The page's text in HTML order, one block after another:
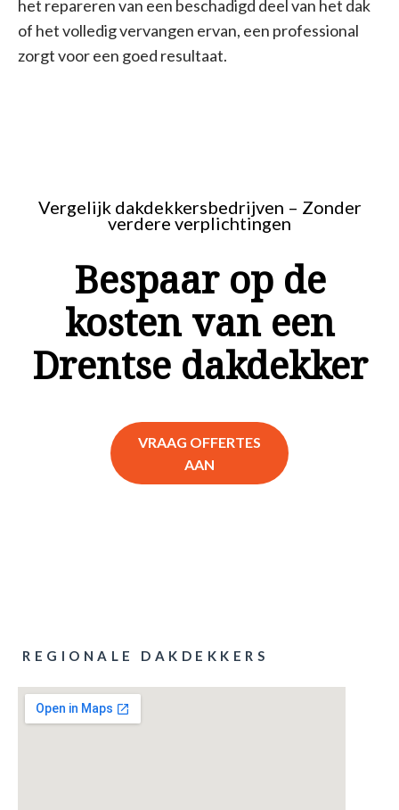
het repareren van een beschadigd deel van het dak
of het volledig vervangen ervan, een professional
zorgt voor een goed resultaat.
Vergelijk dakdekkersbedrijven – Zonder
verdere verplichtingen
Bespaar op de
kosten van een
Drentse dakdekker
VRAAG OFFERTES
AAN
REGIONALE DAKDEKKERS